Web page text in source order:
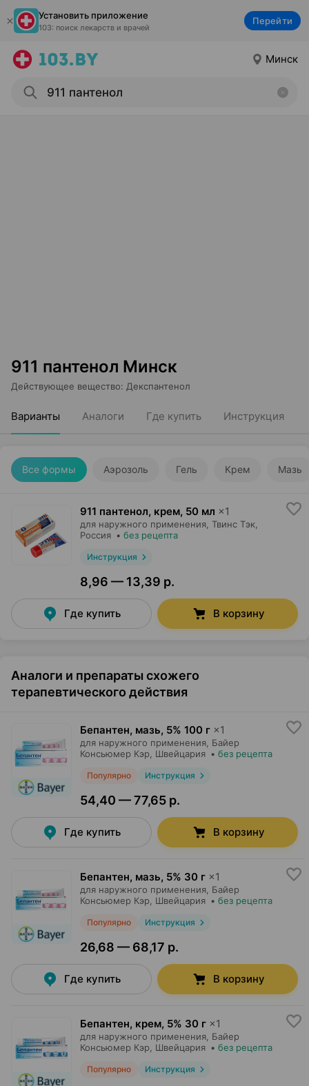
Установить приложение
103: поиск лекарств и врачей
Перейти
Минск
911 пантенол Минск
Действующее вещество: Декспантенол
Варианты Аналоги Где купить Инструкция
Все формы Аэрозоль Гель Крем Мазь
911 пантенол, крем, 50 мл ×1
для наружного применения, Твинс Тэк
Россия • без рецепта
Инструкция
8,96 — 13,39 р.
Где купить В корзину
Аналоги и препараты схожего
терапевтического действия
Бепантен, мазь, 5% 100 г ×1
для наружного применения, Байер
Консьюмер Кэр , Швейцария • без рецепта
Популярно Инструкция
54,40 — 77,65 р.
Где купить В корзину
Бепантен, мазь, 5% 30 г ×1
для наружного применения, Байер
Консьюмер Кэр , Швейцария • без рецепта
Популярно Инструкция
26,68 — 68,17 р.
Где купить В корзину
Бепантен, крем, 5% 30 г ×1
для наружного применения, Байер
Консьюмер Кэр , Швейцария • без рецепта
Популярно Инструкция